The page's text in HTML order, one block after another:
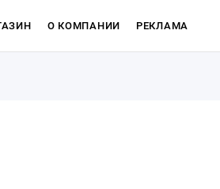
О КОМПАНИИ РЕКЛАМА